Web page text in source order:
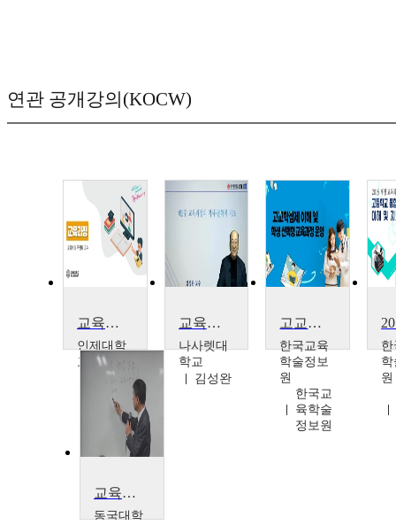
연관 공개강의(KOCW)
교육과정
인제대학
교
구원회
교육과정
나사렛대
학교
김성완
고교학점제의 이해 및 학생 선택형 교육과정 운영
한국교육
학술정보
원
한국교
육학술
정보원
원
교육과정 및 교육평가
동국대학